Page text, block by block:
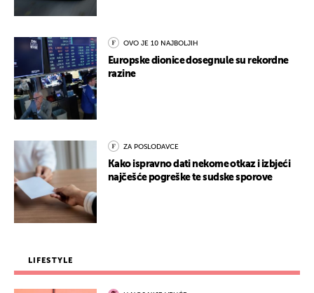
OVO JE 10 NAJBOLJIH
Europske dionice dosegnule su rekordne
razine
ZA POSLODAVCE
Kako ispravno dati nekome otkaz i izbjeći
najčešće pogreške te sudske sporove
LIFESTYLE